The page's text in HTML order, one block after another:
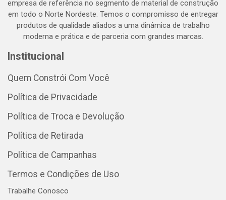
empresa de referência no segmento de material de construção
em todo o Norte Nordeste. Temos o compromisso de entregar
produtos de qualidade aliados a uma dinâmica de trabalho
moderna e prática e de parceria com grandes marcas.
Institucional
Quem Constrói Com Você
Política de Privacidade
Política de Troca e Devolução
Política de Retirada
Política de Campanhas
Termos e Condições de Uso
Trabalhe Conosco